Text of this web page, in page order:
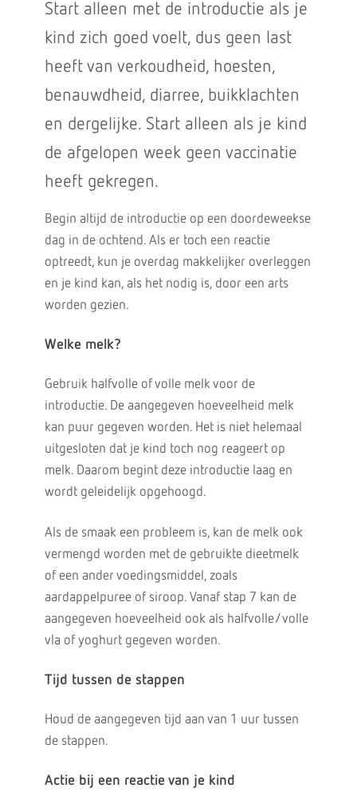
Start alleen met de introductie als je
kind zich goed voelt, dus geen last
heeft van verkoudheid, hoesten,
benauwdheid, diarree, buikklachten
en dergelijke. Start alleen als je kind
de afgelopen week geen vaccinatie
heeft gekregen.
Begin altijd de introductie op een doordeweekse
dag in de ochtend. Als er toch een reactie
optreedt, kun je overdag makkelijker overleggen
en je kind kan, als het nodig is, door een arts
worden gezien.
Welke melk?
Gebruik halfvolle of volle melk voor de
introductie. De aangegeven hoeveelheid melk
kan puur gegeven worden. Het is niet helemaal
uitgesloten dat je kind toch nog reageert op
melk. Daarom begint deze introductie laag en
wordt geleidelijk opgehoogd.
Als de smaak een probleem is, kan de melk ook
vermengd worden met de gebruikte dieetmelk
of een ander voedingsmiddel, zoals
aardappelpuree of siroop. Vanaf stap 7 kan de
aangegeven hoeveelheid ook als halfvolle/volle
vla of yoghurt gegeven worden.
Tijd tussen de stappen
Houd de aangegeven tijd aan van 1 uur tussen
de stappen.
Actie bij een reactie van je kind